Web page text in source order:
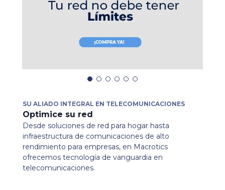
SU ALIADO INTEGRAL EN TELECOMUNICACIONES
Optimice su red
Desde soluciones de red para hogar hasta
infraestructura de comunicaciones de alto
rendimiento para empresas, en Macrotics
ofrecemos tecnología de vanguardia en
telecomunicaciones.